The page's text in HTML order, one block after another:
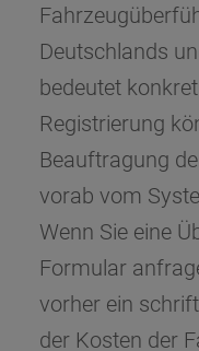
Deutschlands
bedeutet
Registrierung
Beauftragung
vorab vom
Wenn Sie eine
Formular
vorher ein
der Kosten der